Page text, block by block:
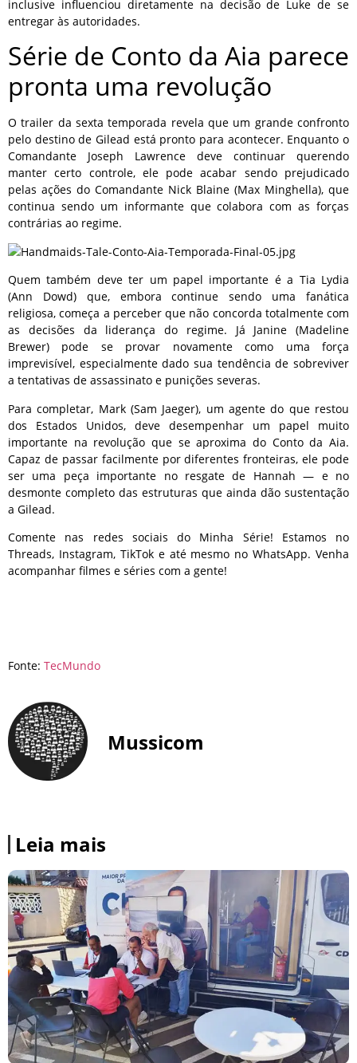
inclusive influenciou diretamente na decisão de Luke de se
entregar às autoridades.
Série de Conto da Aia parece
pronta uma revolução
O trailer da sexta temporada revela que um grande confronto
pelo destino de Gilead está pronto para acontecer. Enquanto o
Comandante Joseph Lawrence deve continuar querendo
manter certo controle, ele pode acabar sendo prejudicado
pelas ações do Comandante Nick Blaine (Max Minghella), que
continua sendo um informante que colabora com as forças
contrárias ao regime.
Quem também deve ter um papel importante é a Tia Lydia
(Ann Dowd) que, embora continue sendo uma fanática
religiosa, começa a perceber que não concorda totalmente com
as decisões da liderança do regime. Já Janine (Madeline
Brewer) pode se provar novamente como uma força
imprevisível, especialmente dado sua tendência de sobreviver
a tentativas de assassinato e punições severas.
Para completar, Mark (Sam Jaeger), um agente do que restou
dos Estados Unidos, deve desempenhar um papel muito
importante na revolução que se aproxima do Conto da Aia.
Capaz de passar facilmente por diferentes fronteiras, ele pode
ser uma peça importante no resgate de Hannah — e no
desmonte completo das estruturas que ainda dão sustentação
a Gilead.
Comente nas redes sociais do Minha Série! Estamos no
Threads, Instagram, TikToke até mesmo noWhatsApp. Venha
acompanhar filmes e séries com a gente!
Fonte: TecMundo
Mussicom
Leia mais